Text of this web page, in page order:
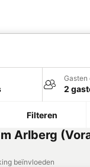
Gasten
2
Filteren
Arlberg
beïnvloeden